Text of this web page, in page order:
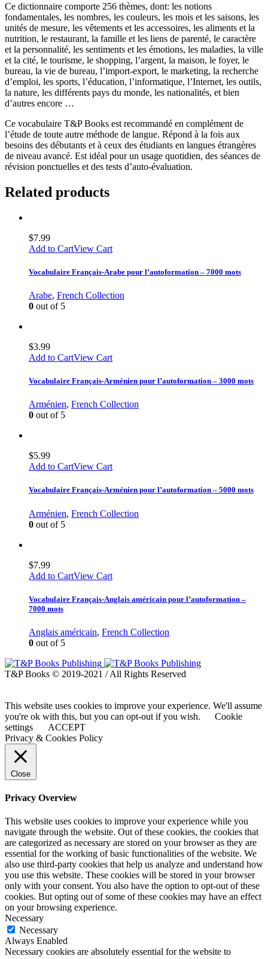
Ce dictionnaire comporte 256 thèmes, dont: les notions
fondamentales, les nombres, les couleurs, les mois et les saisons, les
unités de mesure, les vêtements et les accessoires, les aliments et la
nutrition, le restaurant, la famille et les liens de parenté, le caractère
et la personnalité, les sentiments et les émotions, les maladies, la ville
et la cité, le tourisme, le shopping, l’argent, la maison, le foyer, le
bureau, la vie de bureau, l’import-export, le marketing, la recherche
d’emploi, les sports, l’éducation, l’informatique, l’Internet, les outils,
la nature, les différents pays du monde, les nationalités, et bien
d’autres encore …
Ce vocabulaire T&P Books est recommandé en complément de
l’étude de toute autre méthode de langue. Répond à la fois aux
besoins des débutants et à ceux des étudiants en langues étrangères
de niveau avancé. Est idéal pour un usage quotidien, des séances de
révision ponctuelles et des tests d’auto-évaluation.
Related products
$7.99
Add to CartView Cart
Vocabulaire Français-Arabe pour l’autoformation – 7000 mots
Arabe, French Collection
0 out of 5
$3.99
Add to CartView Cart
Vocabulaire Français-Arménien pour l’autoformation – 3000 mots
Arménien, French Collection
0 out of 5
$5.99
Add to CartView Cart
Vocabulaire Français-Arménien pour l’autoformation – 5000 mots
Arménien, French Collection
0 out of 5
$7.99
Add to CartView Cart
Vocabulaire Français-Anglais américain pour l’autoformation –
7000 mots
Anglais américain, French Collection
0 out of 5
T&P Books © 2019-2021 / All Rights Reserved
This website uses cookies to improve your experience. We'll assume
you're ok with this, but you can opt-out if you wish.
Cookie
settings
ACCEPT
Privacy & Cookies Policy
Close
Privacy Overview
This website uses cookies to improve your experience while you
navigate through the website. Out of these cookies, the cookies that
are categorized as necessary are stored on your browser as they are
essential for the working of basic functionalities of the website. We
also use third-party cookies that help us analyze and understand how
you use this website. These cookies will be stored in your browser
only with your consent. You also have the option to opt-out of these
cookies. But opting out of some of these cookies may have an effect
on your browsing experience.
Necessary
Necessary
Always Enabled
Necessary cookies are absolutely essential for the website to